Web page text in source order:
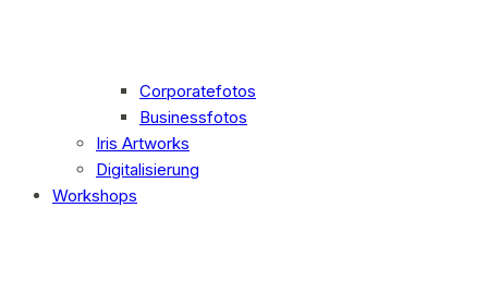
Corporatefotos
Businessfotos
Iris Artworks
Digitalisierung
Workshops